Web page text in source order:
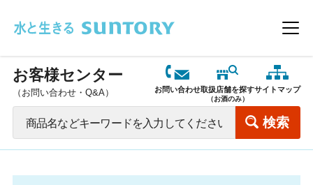
メ
お客様センター
（お問い合わせ・Q&A） お問い合わせ取扱店舗を探す
（お酒のみ）
サイトマップ